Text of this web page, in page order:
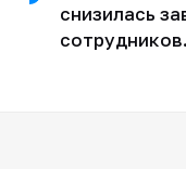
снизилась
сотрудников.